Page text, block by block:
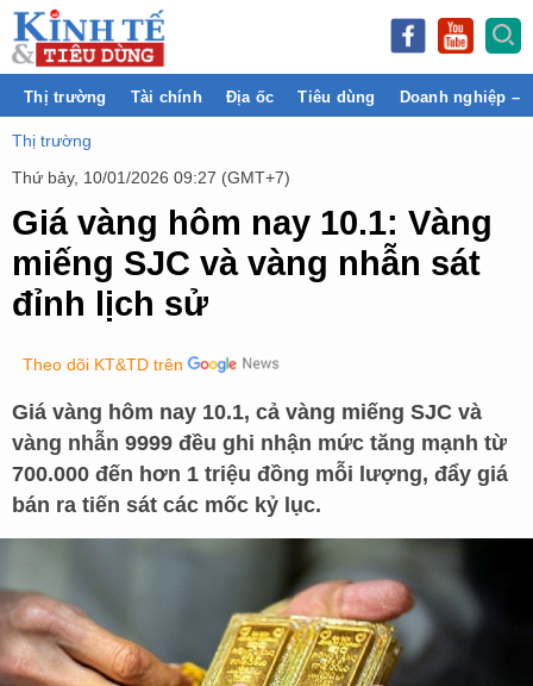
Thị trường Tài chính Địa ốc Tiêu dùng Doanh nghiệp –
Thị trường
Thứ bảy, 10/01/2026 09:27 (GMT+7)
Giá vàng hôm nay 10.1: Vàng
miếng SJC và vàng nhẫn sát
đỉnh lịch sử
Theo dõi KT&TD trên
Giá vàng hôm nay 10.1, cả vàng miếng SJC và
vàng nhẫn 9999 đều ghi nhận mức tăng mạnh từ
700.000 đến hơn 1 triệu đồng mỗi lượng, đẩy giá
bán ra tiến sát các mốc kỷ lục.